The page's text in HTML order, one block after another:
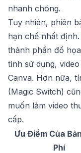
nhanh chóng.
Tuy nhiên, phiên
hạn chế nhất
thành phần đồ
tình sử dụng,
Canva. Hơn nữa,
(Magic Switch)
muốn làm video
cấp.
Ưu Điểm Của
Phí